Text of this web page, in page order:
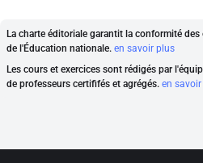
La charte éditoriale garantit la conformité
de l'Éducation nationale. en savoir plus
Les cours et exercices sont rédigés par
de professeurs certififés et agrégés. en